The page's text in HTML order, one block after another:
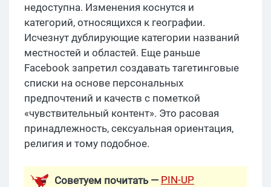
недоступна. Изменения коснутся и
категорий, относящихся к географии.
Исчезнут дублирующие категории названий
местностей и областей. Еще раньше
Facebook запретил создавать тагетинговые
списки на основе персональных
предпочтений и качеств с пометкой
«чувствительный контент». Это расовая
принадлежность, сексуальная ориентация,
религия и тому подобное.
Советуем почитать — PIN-UP